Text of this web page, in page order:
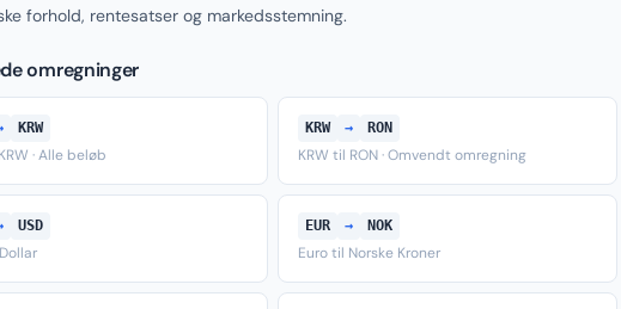
forhold, rentesatser og markedsstemning.
omregninger
KRW
· Alle beløb
KRW → RON
KRW til RON · Omvendt omregning
USD EUR → NOK
Euro til Norske Kroner